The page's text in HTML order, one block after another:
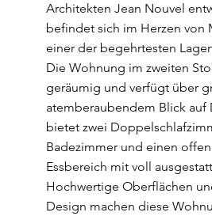
Architekten Jean Nouvel
befindet sich im Herzen von
einer der begehrtesten
Die Wohnung im zweiten
geräumig und verfügt über
atemberaubendem Blick auf
bietet zwei
Badezimmer und einen
Essbereich mit voll
Hochwertige Oberflächen
Design machen diese